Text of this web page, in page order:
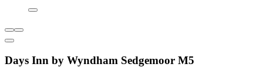
Days Inn by Wyndham Sedgemoor M5